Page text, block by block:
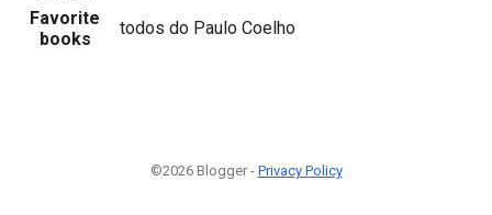
Favorite
books
todos do Paulo Coelho
©2026 Blogger - Privacy Policy